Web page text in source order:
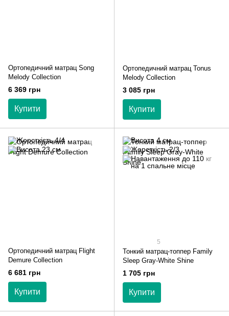
Ортопедичний матрац Song
Melody Collection
6 369 грн
Купити
Ортопедичний матрац Tonus
Melody Collection
3 085 грн
Купити
Ортопедичний матрац Flight
Demure Collection
6 681 грн
Купити
5
Тонкий матрац-топпер Family
Sleep Gray-White Shine
1 705 грн
Купити